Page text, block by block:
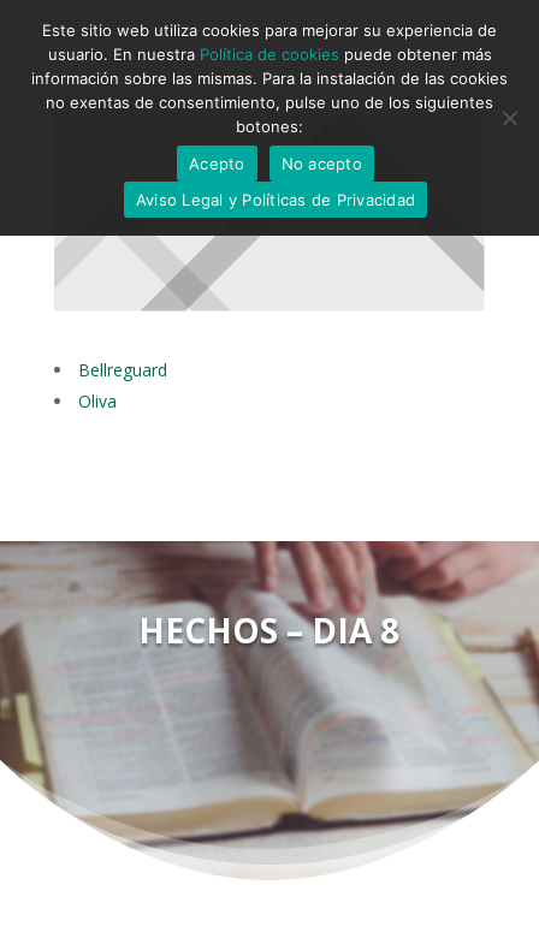
Bellreguard
Oliva
HECHOS – DIA 8
Este sitio web utiliza cookies para mejorar su experiencia de
usuario. En nuestra Política de cookies puede obtener más
información sobre las mismas. Para la instalación de las cookies
no exentas de consentimiento, pulse uno de los siguientes
botones:
Acepto
No acepto
Aviso Legal y Políticas de Privacidad